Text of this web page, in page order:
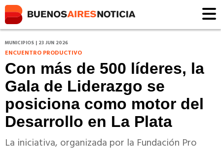
MUNICIPIOS | 23 JUN 2026
ENCUENTRO PRODUCTIVO
Con más de 500 líderes, la
Gala de Liderazgo se
posiciona como motor del
Desarrollo en La Plata
La iniciativa, organizada por la Fundación Pro